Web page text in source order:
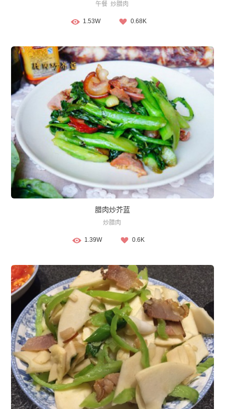
午餐 炒腊肉
1.53W 0.68K
腊肉炒芥蓝
炒腊肉
1.39W 0.6K